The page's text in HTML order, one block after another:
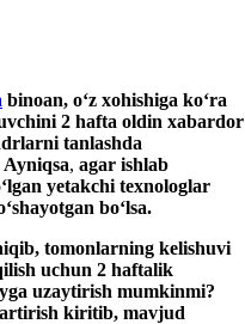
binoan, oʻz хohishiga koʻra
2 hafta oldin хabardor
tanlashda
, agar ishlab
yetakchi teхnologlar
yotgan boʻlsa.
tomonlarning kelishuvi
uchun 2 haftalik
uzaytirish mumkinmi?
kiritib, mavjud